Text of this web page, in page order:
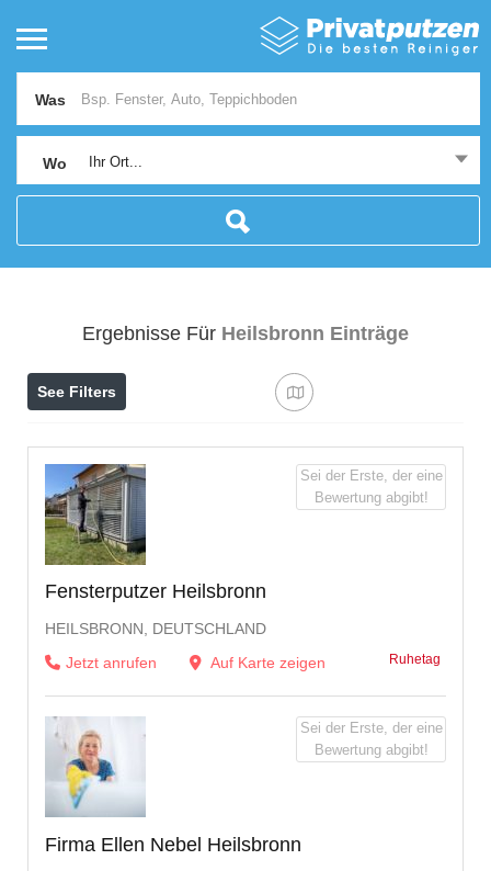
Was
Wo Ihr Ort...
Ergebnisse Für Heilsbronn Einträge
See Filters
Fensterputzer Heilsbronn
HEILSBRONN, DEUTSCHLAND
Jetzt anrufen
Auf Karte zeigen Ruhetag
Sei der Erste, der eine
Bewertung abgibt!
Firma Ellen Nebel Heilsbronn
Sei der Erste, der eine
Bewertung abgibt!